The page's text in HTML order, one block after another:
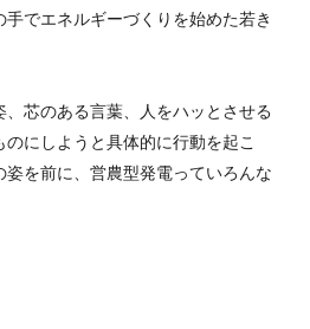
でエネルギーづくりを始めた若き
芯のある言葉、人をハッとさせる
にしようと具体的に行動を起こ
姿を前に、営農型発電っていろんな